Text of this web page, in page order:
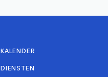
KALENDER
DIENSTEN